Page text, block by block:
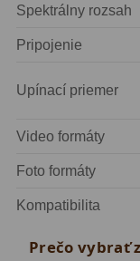
Rovnače a
Pointácia a
Kalibrace8
ADC, Tilting
Rotátory34
Komponenty78
Helical výťahy11
Spektrálny rozsah
Pripojenie
Upínací priemer
Video formáty
Foto formáty
Kompatibilita
Prečo vybrať